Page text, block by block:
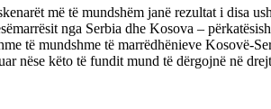
më të mundshëm janë rezultat i disa
nga Serbia dhe Kosova –
të mundshme të marrëdhënieve Kosovë-
nëse këto të fundit mund të dërgojnë në